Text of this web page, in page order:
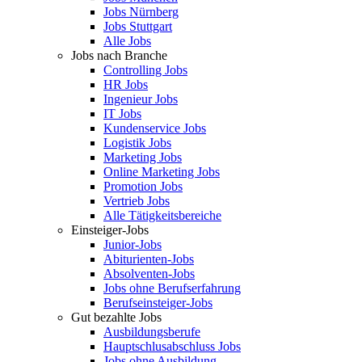
Jobs Nürnberg
Jobs Stuttgart
Alle Jobs
Jobs nach Branche
Controlling Jobs
HR Jobs
Ingenieur Jobs
IT Jobs
Kundenservice Jobs
Logistik Jobs
Marketing Jobs
Online Marketing Jobs
Promotion Jobs
Vertrieb Jobs
Alle Tätigkeitsbereiche
Einsteiger-Jobs
Junior-Jobs
Abiturienten-Jobs
Absolventen-Jobs
Jobs ohne Berufserfahrung
Berufseinsteiger-Jobs
Gut bezahlte Jobs
Ausbildungsberufe
Hauptschlusabschluss Jobs